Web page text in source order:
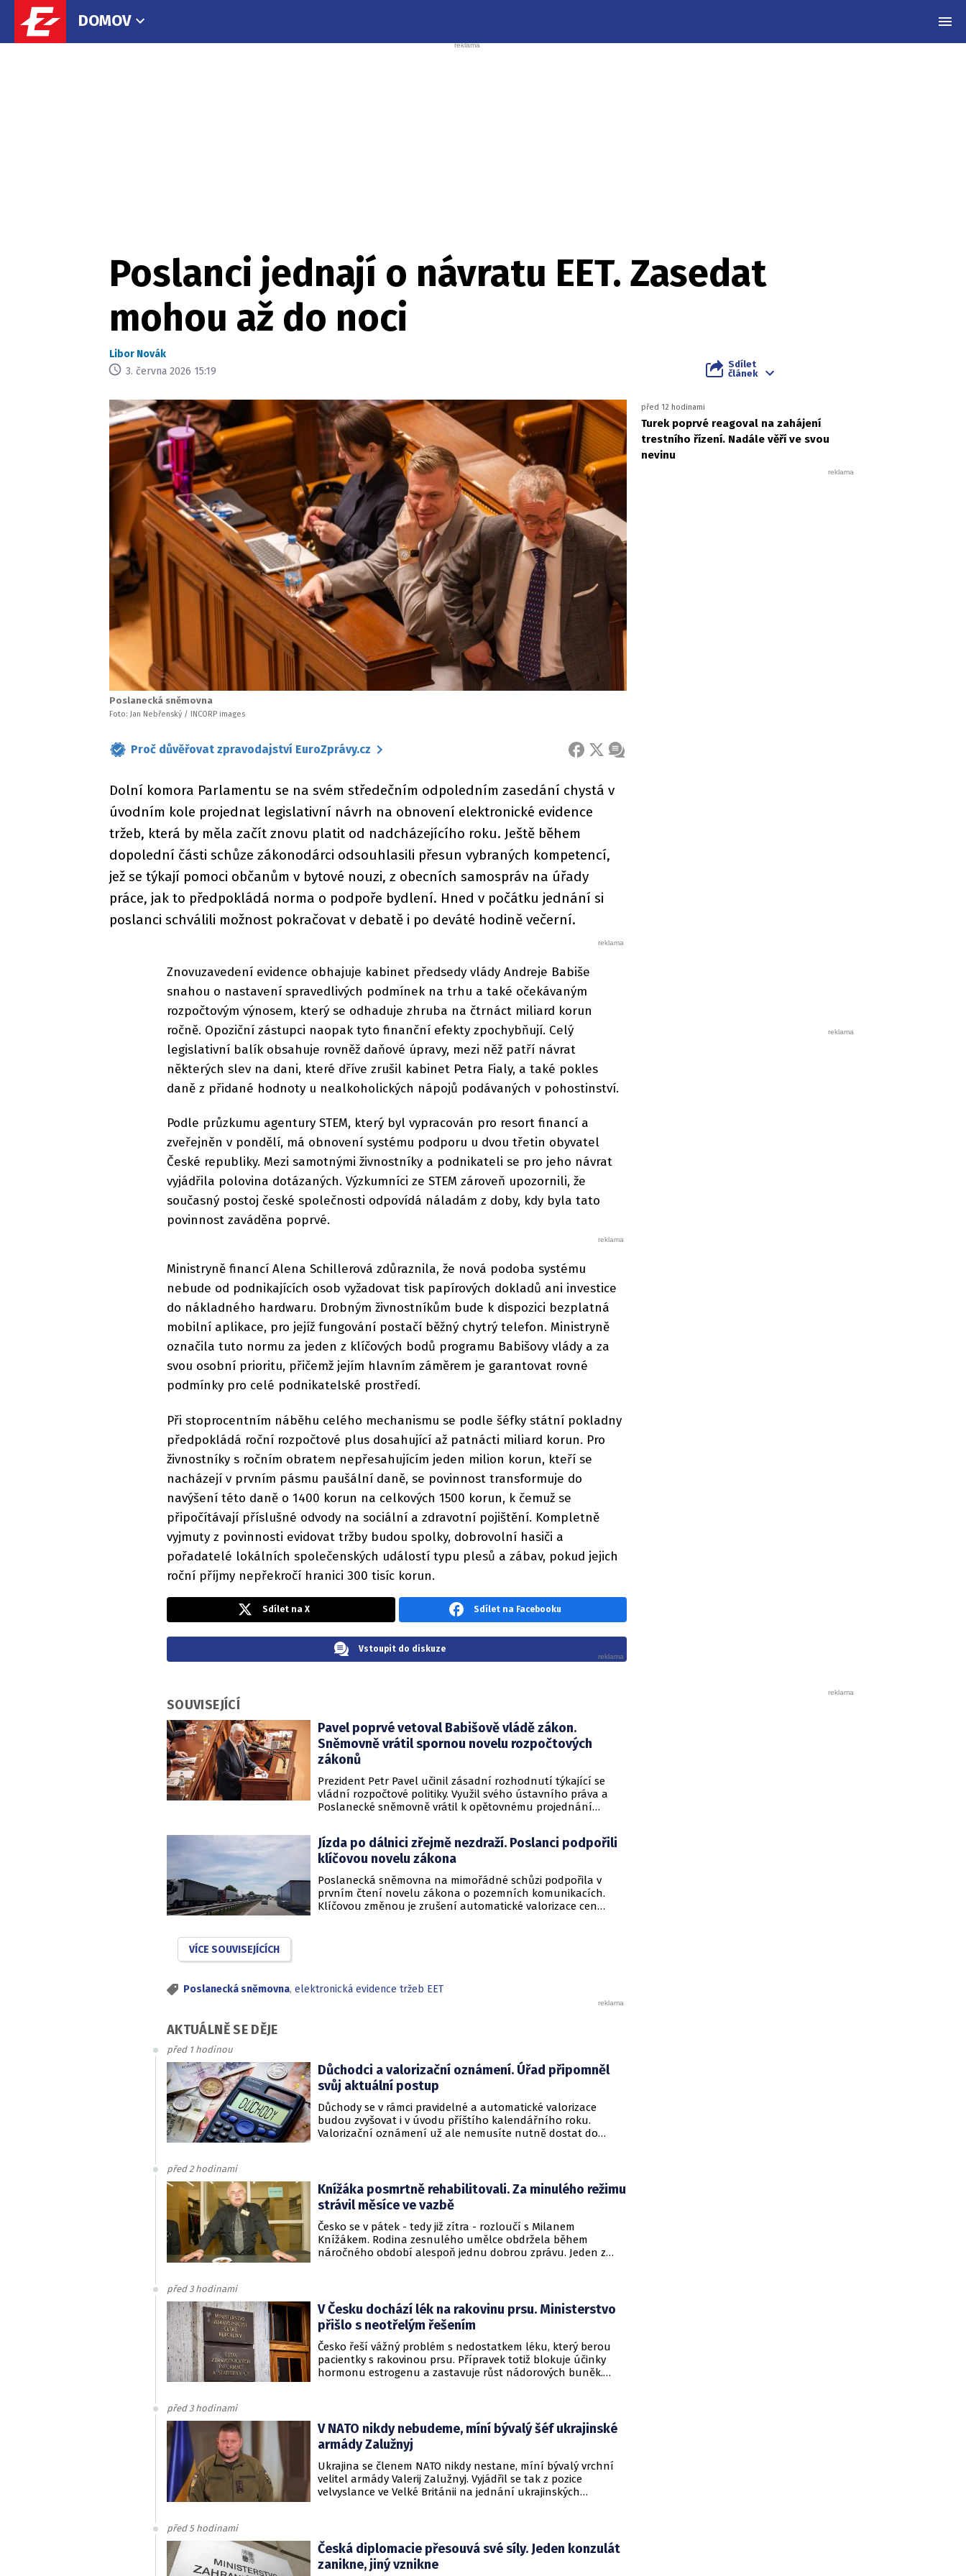
DOMOV
Poslanci jednají o návratu EET. Zasedat
mohou až do noci
Libor Novák
3. června 2026 15:19
Sdílet
článek
Poslanecká sněmovna
Foto: Jan Nebřenský / INCORP images
Proč důvěřovat zpravodajství EuroZprávy.cz FACEBOOK
X ZPRÁVA
Dolní komora Parlamentu se na svém středečním odpoledním zasedání chystá v
úvodním kole projednat legislativní návrh na obnovení elektronické evidence
tržeb, která by měla začít znovu platit od nadcházejícího roku. Ještě během
dopolední části schůze zákonodárci odsouhlasili přesun vybraných kompetencí,
jež se týkají pomoci občanům v bytové nouzi, z obecních samospráv na úřady
práce, jak to předpokládá norma o podpoře bydlení. Hned v počátku jednání si
poslanci schválili možnost pokračovat v debatě i po deváté hodině večerní.
Znovuzavedení evidence obhajuje kabinet předsedy vlády Andreje Babiše
snahou o nastavení spravedlivých podmínek na trhu a také očekávaným
rozpočtovým výnosem, který se odhaduje zhruba na čtrnáct miliard korun
ročně. Opoziční zástupci naopak tyto finanční efekty zpochybňují. Celý
legislativní balík obsahuje rovněž daňové úpravy, mezi něž patří návrat
některých slev na dani, které dříve zrušil kabinet Petra Fialy, a také pokles
daně z přidané hodnoty u nealkoholických nápojů podávaných v pohostinství.
Podle průzkumu agentury STEM, který byl vypracován pro resort financí a
zveřejněn v pondělí, má obnovení systému podporu u dvou třetin obyvatel
České republiky. Mezi samotnými živnostníky a podnikateli se pro jeho návrat
vyjádřila polovina dotázaných. Výzkumníci ze STEM zároveň upozornili, že
současný postoj české společnosti odpovídá náladám z doby, kdy byla tato
povinnost zaváděna poprvé.
Ministryně financí Alena Schillerová zdůraznila, že nová podoba systému
nebude od podnikajících osob vyžadovat tisk papírových dokladů ani investice
do nákladného hardwaru. Drobným živnostníkům bude k dispozici bezplatná
mobilní aplikace, pro jejíž fungování postačí běžný chytrý telefon. Ministryně
označila tuto normu za jeden z klíčových bodů programu Babišovy vlády a za
svou osobní prioritu, přičemž jejím hlavním záměrem je garantovat rovné
podmínky pro celé podnikatelské prostředí.
Při stoprocentním náběhu celého mechanismu se podle šéfky státní pokladny
předpokládá roční rozpočtové plus dosahující až patnácti miliard korun. Pro
živnostníky s ročním obratem nepřesahujícím jeden milion korun, kteří se
nacházejí v prvním pásmu paušální daně, se povinnost transformuje do
navýšení této daně o 1400 korun na celkových 1500 korun, k čemuž se
připočítávají příslušné odvody na sociální a zdravotní pojištění. Kompletně
vyjmuty z povinnosti evidovat tržby budou spolky, dobrovolní hasiči a
pořadatelé lokálních společenských událostí typu plesů a zábav, pokud jejich
roční příjmy nepřekročí hranici 300 tisíc korun.
před 12 hodinami
Turek poprvé reagoval na zahájení
trestního řízení. Nadále věří ve svou
nevinu
Sdílet na X Sdílet na Facebooku
Vstoupit do diskuze
SOUVISEJÍCÍ
Pavel poprvé vetoval Babišově vládě zákon.
Sněmovně vrátil spornou novelu rozpočtových
zákonů
Prezident Petr Pavel učinil zásadní rozhodnutí týkající se
vládní rozpočtové politiky. Využil svého ústavního práva a
Poslanecké sněmovně vrátil k opětovnému projednání
Jízda po dálnici zřejmě nezdraží. Poslanci podpořili
klíčovou novelu zákona
Poslanecká sněmovna na mimořádné schůzi podpořila v
prvním čtení novelu zákona o pozemních komunikacích.
Klíčovou změnou je zrušení automatické valorizace cen
VÍCE SOUVISEJÍCÍCH
Poslanecká sněmovna, elektronická evidence tržeb EET
AKTUÁLNĚ SE DĚJE
před 1 hodinou
Důchodci a valorizační oznámení. Úřad připomněl
svůj aktuální postup
Důchody se v rámci pravidelné a automatické valorizace
budou zvyšovat i v úvodu příštího kalendářního roku.
Valorizační oznámení už ale nemusíte nutně dostat do
před 2 hodinami
Knížáka posmrtně rehabilitovali. Za minulého režimu
strávil měsíce ve vazbě
Česko se v pátek - tedy již zítra - rozloučí s Milanem
Knížákem. Rodina zesnulého umělce obdržela během
náročného období alespoň jednu dobrou zprávu. Jeden z
před 3 hodinami
V Česku dochází lék na rakovinu prsu. Ministerstvo
přišlo s neotřelým řešením
Česko řeší vážný problém s nedostatkem léku, který berou
pacientky s rakovinou prsu. Přípravek totiž blokuje účinky
hormonu estrogenu a zastavuje růst nádorových buněk.
před 3 hodinami
V NATO nikdy nebudeme, míní bývalý šéf ukrajinské
armády Zalužnyj
Ukrajina se členem NATO nikdy nestane, míní bývalý vrchní
velitel armády Valerij Zalužnyj. Vyjádřil se tak z pozice
velvyslance ve Velké Británii na jednání ukrajinských
před 5 hodinami
Česká diplomacie přesouvá své síly. Jeden konzulát
zanikne, jiný vznikne